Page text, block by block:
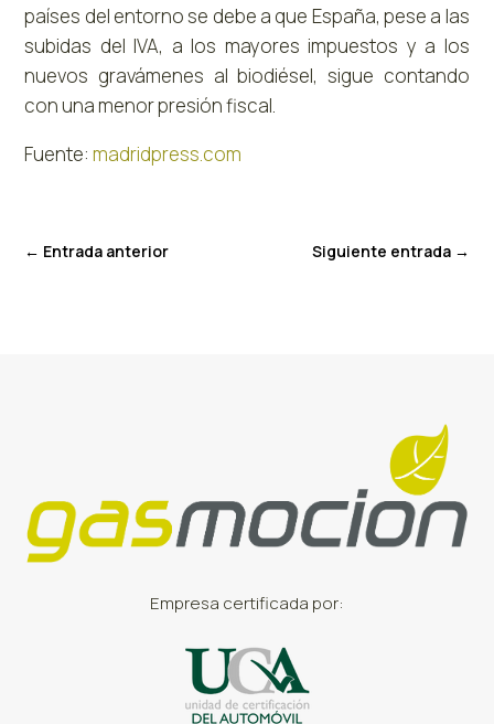
países del entorno se debe a que España, pese a las
subidas del IVA, a los mayores impuestos y a los
nuevos gravámenes al biodiésel, sigue contando
con una menor presión fiscal.
Fuente:madridpress.com
← Entrada anterior Siguiente entrada→
Empresa certificada por: